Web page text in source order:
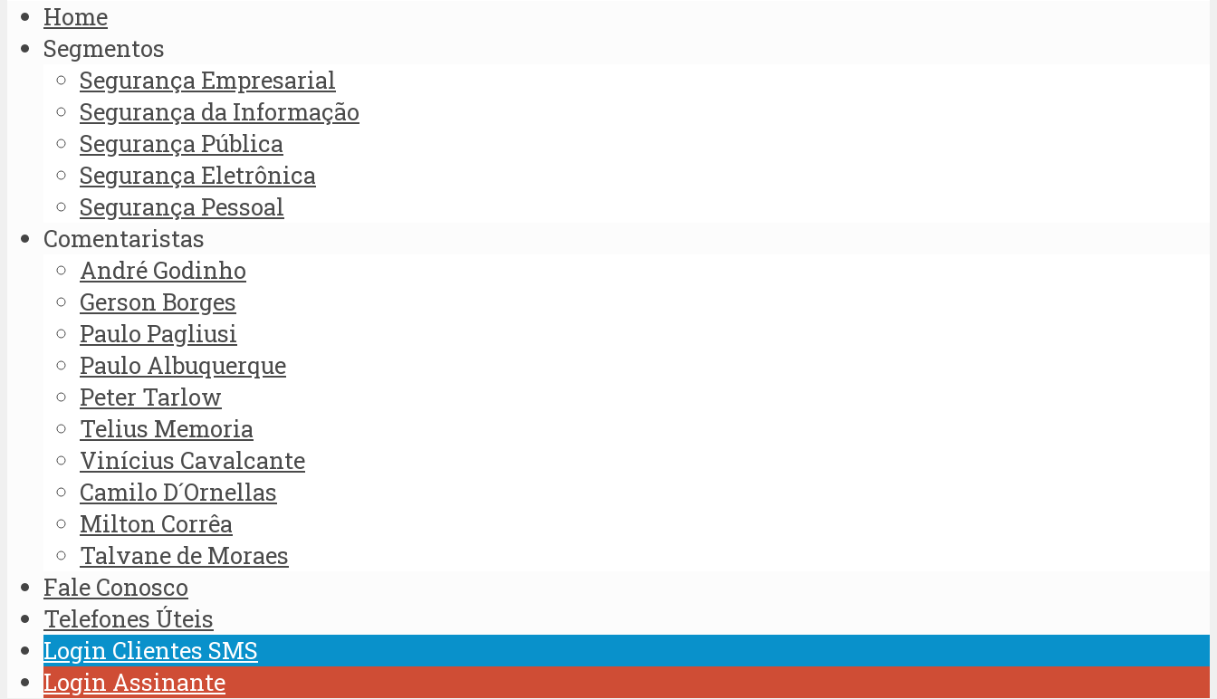
Home
Segmentos
Segurança Empresarial
Segurança da Informação
Segurança Pública
Segurança Eletrônica
Segurança Pessoal
Comentaristas
André Godinho
Gerson Borges
Paulo Pagliusi
Paulo Albuquerque
Peter Tarlow
Telius Memoria
Vinícius Cavalcante
Camilo D´Ornellas
Milton Corrêa
Talvane de Moraes
Fale Conosco
Telefones Úteis
Login Clientes SMS
Login Assinante